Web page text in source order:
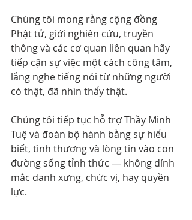
Chúng tôi mong rằng cộng đồng
Phật tử, giới nghiên cứu, truyền
thông và các cơ quan liên quan hãy
tiếp cận sự việc một cách công tâm,
lắng nghe tiếng nói từ những người
có thật, đã nhìn thấy thật.
Chúng tôi tiếp tục hỗ trợ Thầy Minh
Tuệ và đoàn bộ hành bằng sự hiểu
biết, tình thương và lòng tin vào con
đường sống tỉnh thức — không dính
mắc danh xưng, chức vị, hay quyền
lực.